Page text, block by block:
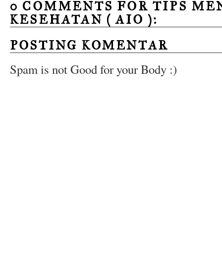
0 COMMENTS FOR TIPS
KESEHATAN ( AIO ):
POSTING KOMENTAR
Spam is not Good for your Body :)